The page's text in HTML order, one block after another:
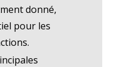
donné,
pour les